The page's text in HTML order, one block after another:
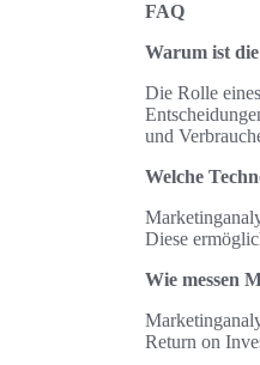
FAQ
Warum ist
Die Rolle
und
Welche
Diese
Wie messen
Return on